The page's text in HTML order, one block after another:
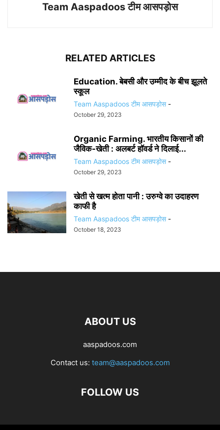
Team Aaspadoos टीम आसपड़ोस
RELATED ARTICLES
Education. बेबसी और उम्मीद के बीच झूलते
स्कूल
Team Aaspadoos टीम आसपड़ोस -
October 29, 2023
Organic Farming. भारतीय किसानों की
जैविक-खेती : अलबर्ट हॉवर्ड ने दिलाई...
Team Aaspadoos टीम आसपड़ोस -
October 29, 2023
खेती से खत्म होता पानी : उरुग्वे का उदाहरण
काफी है
Team Aaspadoos टीम आसपड़ोस -
October 18, 2023
ABOUT US
aaspadoos.com
Contact us: team@aaspadoos.com
FOLLOW US